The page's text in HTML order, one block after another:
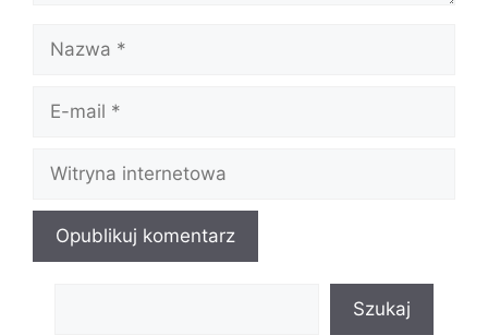
Nazwa
Witryna
internetowa
Szukaj